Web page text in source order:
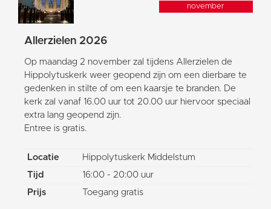
november
Allerzielen 2026
Op maandag 2 november zal tijdens Allerzielen de
Hippolytuskerk weer geopend zijn om een dierbare te
gedenken in stilte of om een kaarsje te branden. De
kerk zal vanaf 16.00 uur tot 20.00 uur hiervoor speciaal
extra lang geopend zijn.
Entree is gratis.
Locatie
Hippolytuskerk Middelstum
Tijd
16:00 - 20:00 uur
Prijs
Toegang gratis